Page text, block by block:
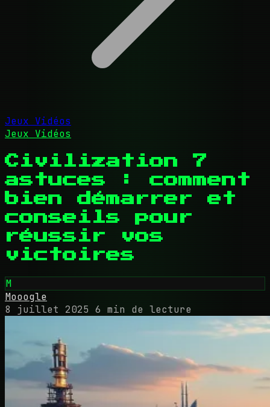
Jeux Vidéos
Jeux Vidéos
Civilization 7
astuces : comment
bien démarrer et
conseils pour
réussir vos
victoires
M
Mooogle
8 juillet 2025 6 min de lecture